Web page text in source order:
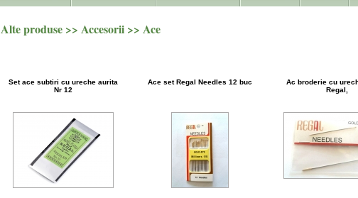
Alte produse >> Accesorii >> Ace
Set ace subtiri cu ureche aurita
Nr 12
Ace set Regal Needles 12 buc
Ac broderie cu
Regal,